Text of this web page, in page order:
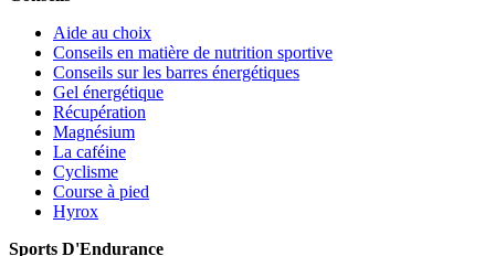
Aide au choix
Conseils en matière de nutrition sportive
Conseils sur les barres énergétiques
Gel énergétique
Récupération
Magnésium
La caféine
Cyclisme
Course à pied
Hyrox
Sports D'Endurance